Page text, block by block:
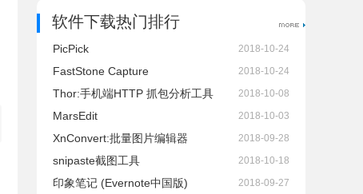
软件下载热门排行
PicPick 2018-10-24
FastStone Capture 2018-10-24
Thor:手机端HTTP 抓包分析工具 2018-10-08
MarsEdit 2018-10-03
XnConvert:批量图片编辑器 2018-09-28
snipaste截图工具 2018-10-18
印象笔记 (Evernote中国版) 2018-09-27